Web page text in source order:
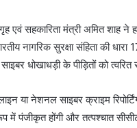
एवं सहकारिता मंत्री अमित शाह ने
नागरिक सुरक्षा संहिता की
साइबर धोखाधड़ी के पीड़ितों को
या नेशनल साइबर क्राइम
पंजीकृत होंगी और तत्पश्चात